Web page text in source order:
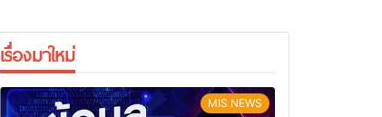
เรื่องมาใหม่
MIS NEWS